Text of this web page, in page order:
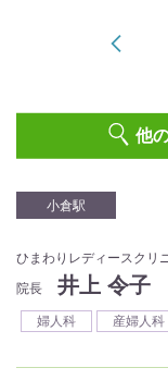
他
小倉駅
ひまわりレディースクリ
院長
井上 令子
婦人科 産婦人科